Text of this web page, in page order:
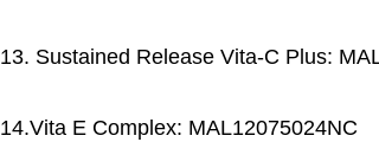
13. Sustained Release Vita-C Plus:
14.Vita E Complex: MAL12075024NC